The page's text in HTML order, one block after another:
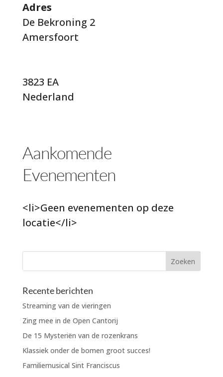
Adres
De Bekroning 2
Amersfoort
3823 EA
Nederland
Aankomende
Evenementen
<li>Geen evenementen op deze
locatie</li>
Recente berichten
Streaming van de vieringen
Zing mee in de Open Cantorij
De 15 Mysteriën van de rozenkrans
Klassiek onder de bomen groot succes!
Familiemusical Sint Franciscus